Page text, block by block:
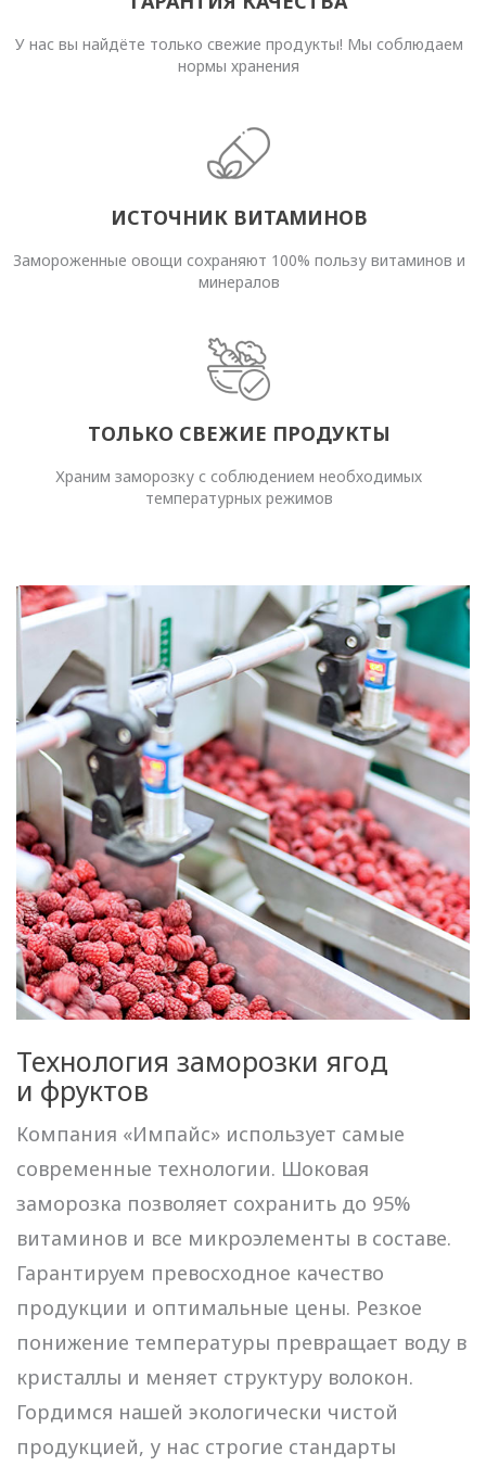
У нас вы найдёте только свежие продукты! Мы соблюдаем
нормы хранения
ИСТОЧНИК ВИТАМИНОВ
Замороженные овощи сохраняют 100% пользу витаминов и
минералов
ТОЛЬКО СВЕЖИЕ ПРОДУКТЫ
Храним заморозку с соблюдением необходимых
температурных режимов
Технология заморозки ягод
и фруктов
Компания «Импайс» использует самые
современные технологии. Шоковая
заморозка позволяет сохранить до 95%
витаминов и все микроэлементы в составе.
Гарантируем превосходное качество
продукции и оптимальные цены. Резкое
понижение температуры превращает воду в
кристаллы и меняет структуру волокон.
Гордимся нашей экологически чистой
продукцией, у нас строгие стандарты